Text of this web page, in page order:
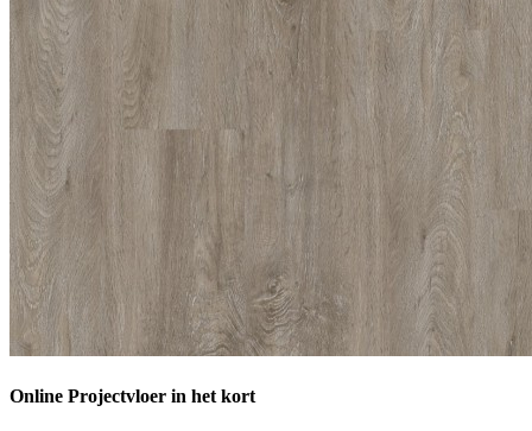
Online Projectvloer in het kort